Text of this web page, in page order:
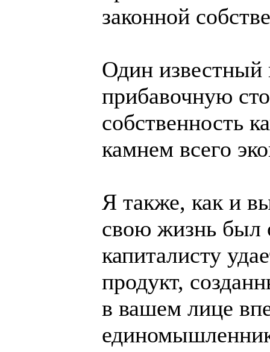
законной
Один известный
прибавочную
собственность
камнем всего
Я также, как и
свою жизнь был
капиталисту
продукт,
в вашем лице